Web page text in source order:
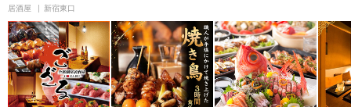
居酒屋 新宿東口